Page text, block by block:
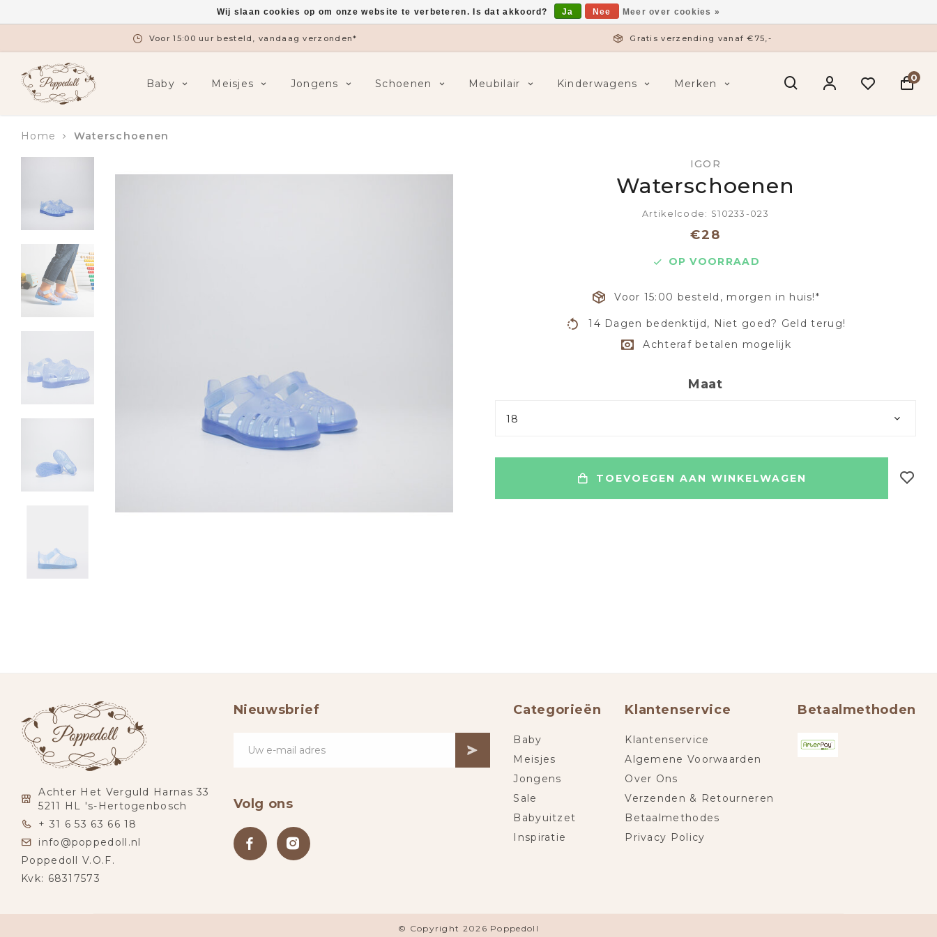
Voor 15:00 uur besteld, vandaag verzonden* Gratis verzending vanaf €75,-
Baby Meisjes Jongens Schoenen Meubilair Kinderwagens Merken 0
Home Waterschoenen
IGOR
Waterschoenen
Artikelcode: S10233-023
€28
OP VOORRAAD
Voor 15:00 besteld, morgen in huis!*
14 Dagen bedenktijd, Niet goed? Geld terug!
Achteraf betalen mogelijk
Maat
18
TOEVOEGEN AAN WINKELWAGEN
Achter Het Verguld Harnas 33
5211 HL 's-Hertogenbosch
+ 31 6 53 63 66 18
info@poppedoll.nl
Poppedoll V.O.F.
Kvk: 68317573
Nieuwsbrief
Volg ons
Categorieën
Baby
Meisjes
Jongens
Sale
Babyuitzet
Inspiratie
Klantenservice
Klantenservice
Algemene Voorwaarden
Over Ons
Verzenden & Retourneren
Betaalmethodes
Privacy Policy
Betaalmethoden
© Copyright 2026 Poppedoll
Wij slaan cookies op om onze website te verbeteren. Is dat akkoord? Ja Nee Meer over cookies »